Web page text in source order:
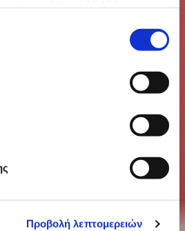
Προβολή λεπτομερειών
means different